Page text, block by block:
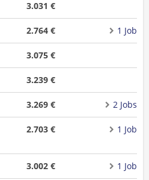
3.031 €
2.764 € 1 Job
3.075 €
3.239 €
3.269 € 2 Jobs
2.703 € 1 Job
3.002 € 1 Job